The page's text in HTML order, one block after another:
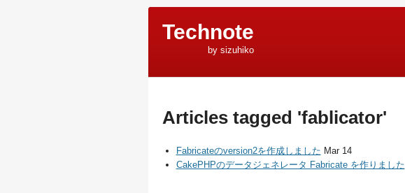
Technote
by sizuhiko
Articles tagged 'fablicator'
Fabricateのversion2を作成しました Mar 14
CakePHPのデータジェネレータ Fabricate を作りました